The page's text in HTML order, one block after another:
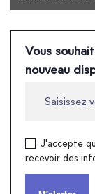
Vous
nouveau
J'accepte
recevoir des